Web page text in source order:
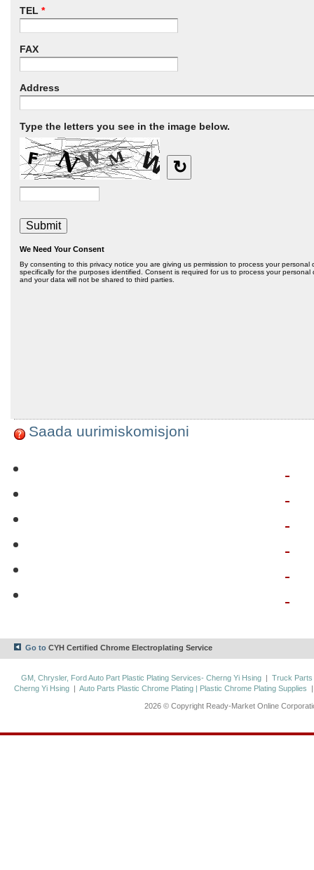
Saada uurimiskomisjoni
Go to CYH Certified Chrome Electroplating Service
GM, Chrysler, Ford Auto Part Plastic Plating Services- Cherng Yi Hsing | Truck Parts
Cherng Yi Hsing |Auto Parts Plastic Chrome Plating | Plastic Chrome Plating Supplies
2026 © Copyright Ready-Market Online